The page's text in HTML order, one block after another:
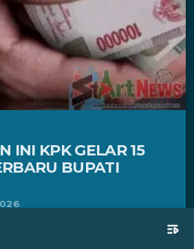
INI KPK GELAR 15
BUPATI
Komisi Pemberantasan
playlist_play